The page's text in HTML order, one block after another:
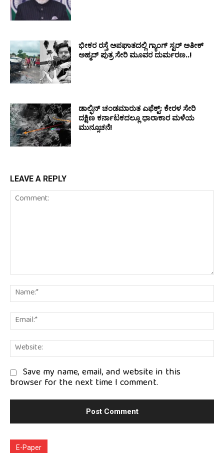
ಭೀಕರ ರಸ್ತೆ ಅಪಘಾತದಲ್ಲಿ ಗ್ಯಾಂಗ್ ಸ್ಟರ್ ಅತೀಕ್
ಅಹ್ಮದ್ ಪುತ್ರ ಸೇರಿ ಮೂವರ ದುರ್ಮರಣ..!
ಡಾಲ್ಫಿನ್ ಚಂಡಮಾರುತ ಎಫೆಕ್ಟ್: ಕೇರಳ ಸೇರಿ
ದಕ್ಷಿಣ ಕರ್ನಾಟಕದಲ್ಲೂ ಧಾರಾಕಾರ ಮಳೆಯ
ಮುನ್ಸೂಚನೆ!
LEAVE A REPLY
Comment:
Save my name, email, and website in this
browser for the next time I comment.
E-Paper